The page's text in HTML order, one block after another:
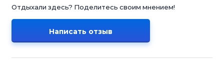
Отдыхали здесь? Поделитесь своим мнением!
Написать отзыв